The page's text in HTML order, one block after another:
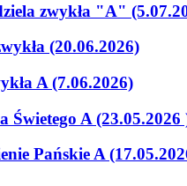
zwykła "A"
(20.06.2026)
A (7.06.2026)
Świetego A (23.05.2026
Pańskie A